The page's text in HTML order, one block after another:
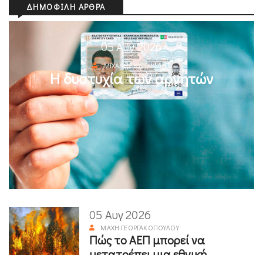
ΔΗΜΟΦΙΛΉ ΆΡΘΡΑ
05 Αυγ 2026
ΜΙΧΆΛΗΣ ΚΥΡΙΑΚΊΔΗΣ
Η δυστυχία των αρνητών
05 Αυγ 2026
ΜΆΧΗ ΓΕΩΡΓΑΚΟΠΟΎΛΟΥ
Πώς το ΑΕΠ μπορεί να